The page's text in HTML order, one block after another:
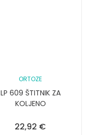
ORTOZE
LP 609 ŠTITNIK ZA
KOLJENO
22,92 €